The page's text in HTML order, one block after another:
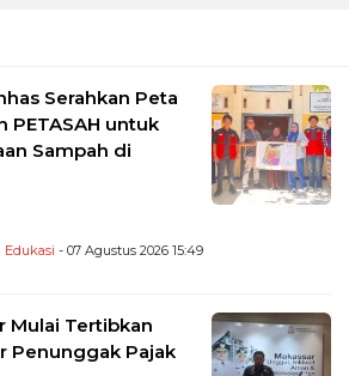
Serahkan Peta
PETASAH untuk
Sampah di
Edukasi - 07 Agustus 2026 15:49
Mulai Tertibkan
Penunggak Pajak